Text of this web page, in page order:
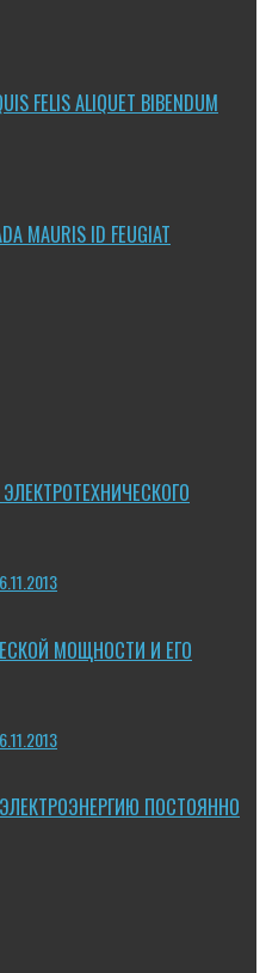
FELIS ALIQUET BIBENDUM
MAURIS ID FEUGIAT
МОЩНОСТИ И ЕГО
ПОСТОЯННО